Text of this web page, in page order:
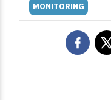
MONITORING